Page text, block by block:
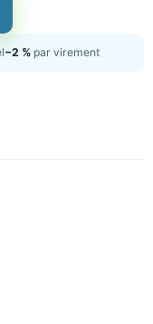
−2 % par virement